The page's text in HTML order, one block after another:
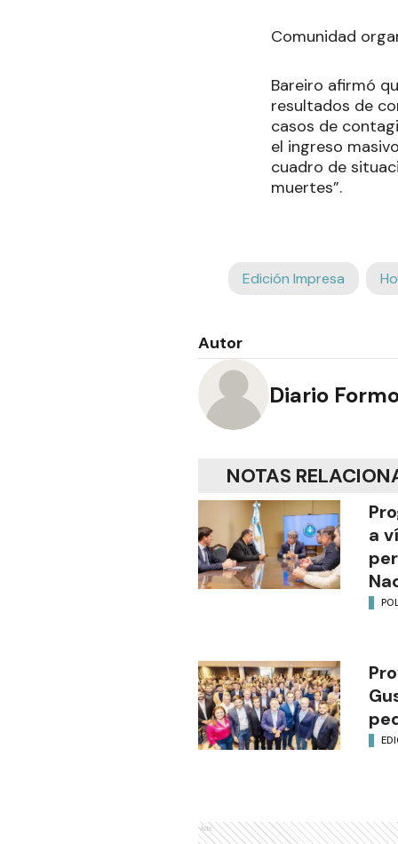
Comunidad
Bareiro afirmó
resultados de
casos de
el ingreso
cuadro de
muertes”.
Edición Impresa
Autor
Diario
NOTAS
a
Ads